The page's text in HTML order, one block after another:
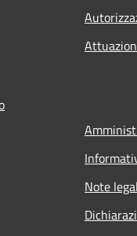
Note